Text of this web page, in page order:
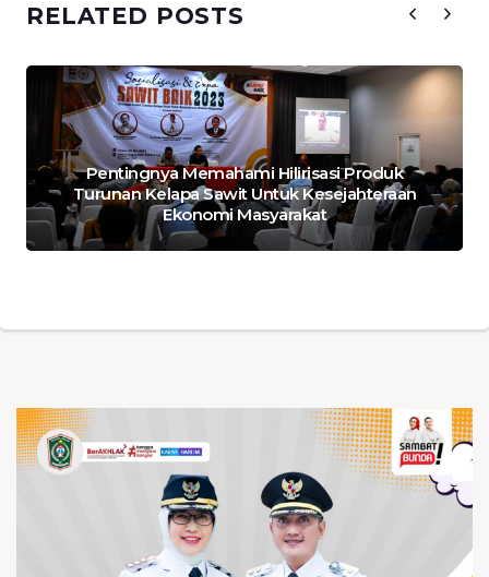
RELATED POSTS
Pentingnya Memahami Hilirisasi Produk
Turunan Kelapa Sawit Untuk Kesejahteraan
Ekonomi Masyarakat